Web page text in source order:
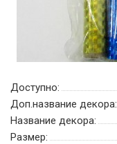
Доступно:
Доп.название декора:
Название декора:
Размер: